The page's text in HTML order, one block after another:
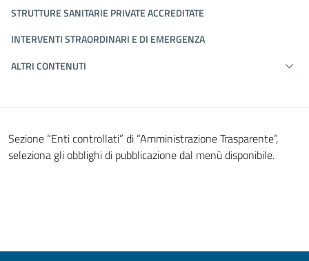
STRUTTURE SANITARIE PRIVATE ACCREDITATE
INTERVENTI STRAORDINARI E DI EMERGENZA
ALTRI CONTENUTI
Sezione “Enti controllati” di “Amministrazione Trasparente”,
seleziona gli obblighi di pubblicazione dal menù disponibile.